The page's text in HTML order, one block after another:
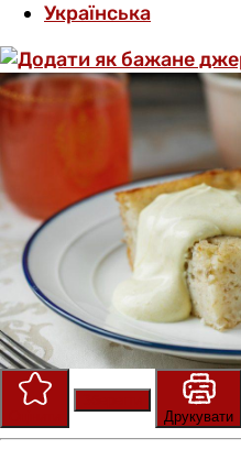
Українська
Друкувати